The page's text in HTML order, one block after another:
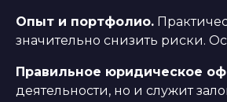
Опыт и портфолио.
значительно снизить риски.
Правильное юридическое
деятельности, но и служит